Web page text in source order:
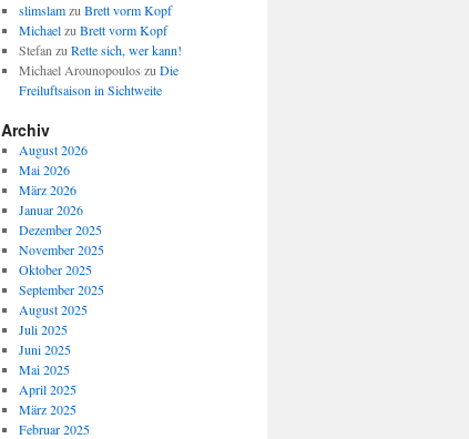
slimslamzu Brett vorm Kopf
Michaelzu Brett vorm Kopf
Stefan zu Rette sich, wer kann!
Michael Arounopoulos zu Die
Freiluftsaison in Sichtweite
Archiv
August 2026
Mai 2026
März 2026
Januar 2026
Dezember 2025
November 2025
Oktober 2025
September 2025
August 2025
Juli 2025
Juni 2025
Mai 2025
April 2025
März 2025
Februar 2025